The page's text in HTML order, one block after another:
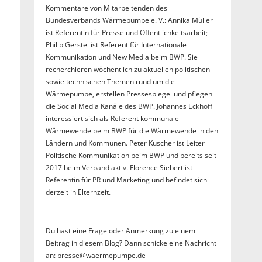
Kommentare von Mitarbeitenden des
Bundesverbands Wärmepumpe e. V.: Annika Müller
ist Referentin für Presse und Öffentlichkeitsarbeit;
Philip Gerstel ist Referent für Internationale
Kommunikation und New Media beim BWP. Sie
recherchieren wöchentlich zu aktuellen politischen
sowie technischen Themen rund um die
Wärmepumpe, erstellen Pressespiegel und pflegen
die Social Media Kanäle des BWP. Johannes Eckhoff
interessiert sich als Referent kommunale
Wärmewende beim BWP für die Wärmewende in den
Ländern und Kommunen. Peter Kuscher ist Leiter
Politische Kommunikation beim BWP und bereits seit
2017 beim Verband aktiv. Florence Siebert ist
Referentin für PR und Marketing und befindet sich
derzeit in Elternzeit.
Du hast eine Frage oder Anmerkung zu einem
Beitrag in diesem Blog? Dann schicke eine Nachricht
an: presse@waermepumpe.de